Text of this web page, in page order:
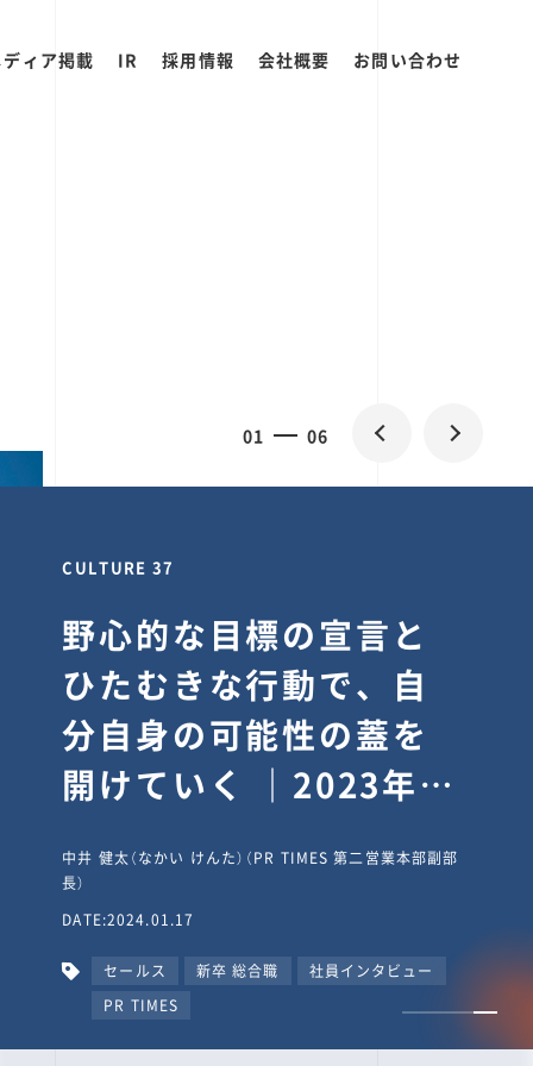
ィア掲載 IR 採用情報 会社概要 お問い合わせ
0 06
CULTURE 30
逆境では自分のスタン
スを変え“予想を裏切
り、期待を超える”【真
輔塾・前編】
山田真輔（やまだ しんすけ）（執行役員 兼 Jooto事業部
長）
DATE:2023.09.08
カルチャー CxO キャリア入社 Jooto